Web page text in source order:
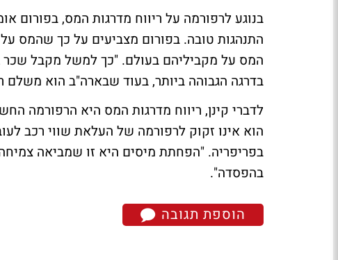
בנוגע לרפורמה על ריווח מדרגות המס, בפורום
התנהגות טובה. בפורום מצביעים על כך שהמס
בדרגה הגבוהה ביותר, בעוד שבארה"ב הוא משלם רק 54%" אומרת
לדברי קינן, ריווח מדרגות המס היא הרפורמה
הוא אינו זקוק לרפורמה של העלאת שווי רכב
בפריפריה. "הפחתת מיסים היא זו שמביאה
בהפסדה".
הוספת תגובה